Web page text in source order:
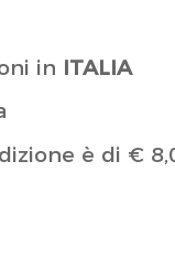
in ITALIA
è di €